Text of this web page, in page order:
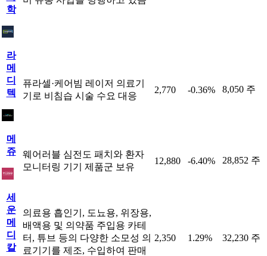
학
라
메
디
텍
퓨라셀·케어빔 레이저 의료기
기로 비침습 시술 수요 대응
2,770 -0.36% 8,050 주
메
쥬
웨어러블 심전도 패치와 환자
모니터링 기기 제품군 보유
12,880 -6.40% 28,852 주
세
운
메
디
칼
의료용 흡인기, 도뇨용, 위장용,
배액용 및 의약품 주입용 카테
터, 튜브 등의 다양한 소모성 의
료기기를 제조, 수입하여 판매
2,350 1.29% 32,230 주